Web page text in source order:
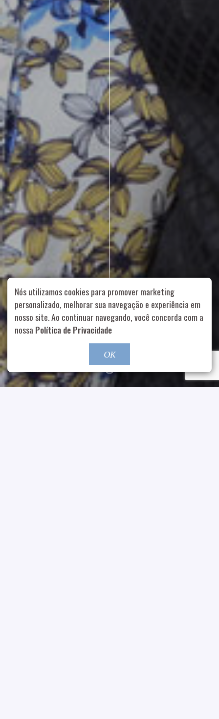
Rua Aurélia, 1714 – Vila Romana, São Paulo – SP | 55 11
99178-5848 | contato@nucleofood.com
Role para continar
Nós utilizamos cookies para promover marketing
personalizado, melhorar sua navegação e experiência em
nosso site. Ao continuar navegando, você concorda com a
nossa Política de Privacidade
OK